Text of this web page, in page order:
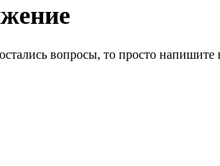
вопросы, то просто напишите